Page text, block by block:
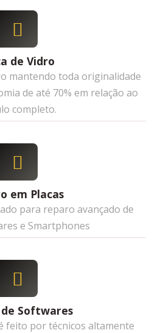
de Vidro
mantendo toda originalidade
de até 70% em relação ao
completo.
em Placas
para reparo avançado de
e Smartphones
Softwares
feito por técnicos altamente